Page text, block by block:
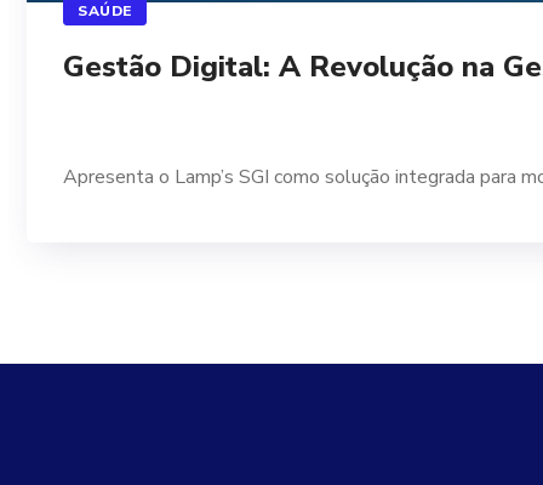
SAÚDE
Gestão Digital: A Revolução na
Apresenta o Lamp’s SGI como solução integrada para